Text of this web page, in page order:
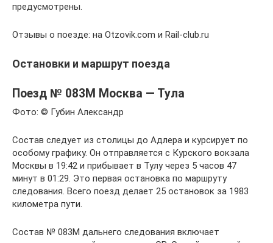
предусмотрены.
Отзывы о поезде: на Otzovik.com и Rail-club.ru
Остановки и маршрут поезда
Поезд № 083М Москва — Тула
Фото: © Губин Александр
Состав следует из столицы до Адлера и курсирует по
особому графику. Он отправляется с Курского вокзала
Москвы в 19:42 и прибывает в Тулу через 5 часов 47
минут в 01:29. Это первая остановка по маршруту
следования. Всего поезд делает 25 остановок за 1983
километра пути.
Состав № 083М дальнего следования включает